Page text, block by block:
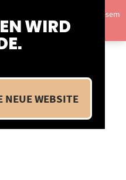
WIRD
NEUE WEBSITE
uns im Betriebsurlaub. In diesem
statt.Ausblenden